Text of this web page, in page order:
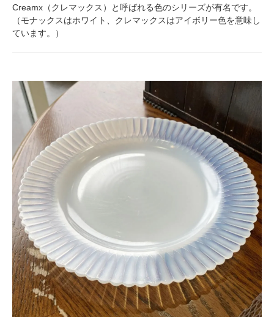
Creamx（クレマックス）と呼ばれる色のシリーズが有名です。
（モナックスはホワイト、クレマックスはアイボリー色を意味し
ています。）